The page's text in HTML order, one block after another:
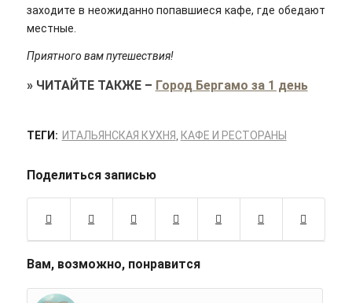
заходите в неожиданно попавшиеся кафе, где обедают
местные.
Приятного вам путешествия!
» ЧИТАЙТЕ ТАКЖЕ– Город Бергамо за 1 день
ТЕГИ: ИТАЛЬЯНСКАЯ КУХНЯ КАФЕ И РЕСТОРАНЫ
Поделиться записью
Вам, возможно, понравится